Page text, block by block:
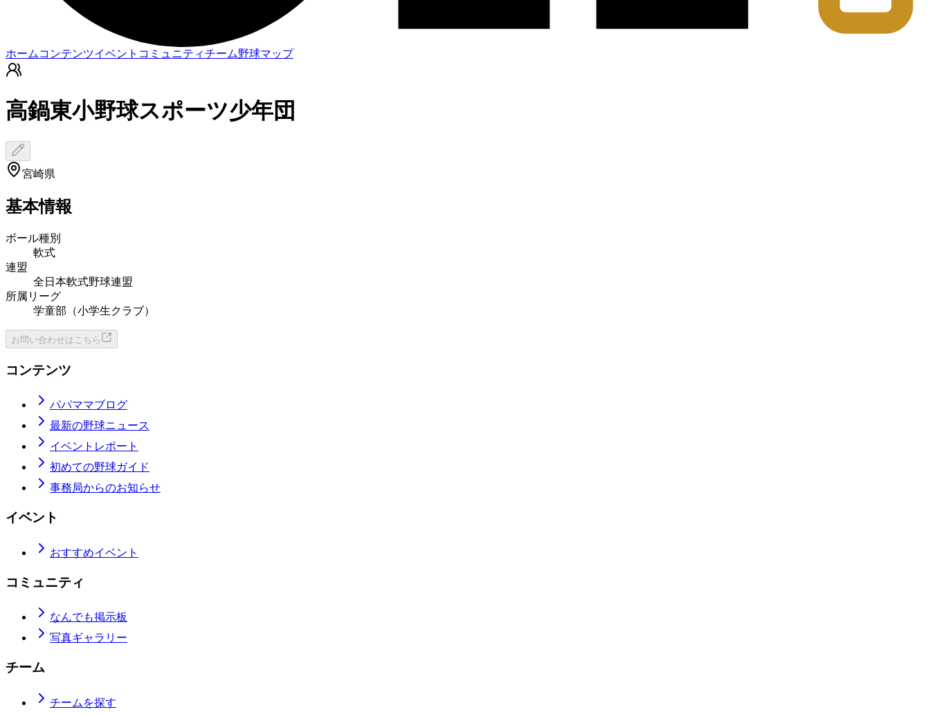
ホーム コンテンツイベント コミュニティチーム野球マップ
高鍋東小野球スポーツ少年団
宮崎県
基本情報
ボール種別
軟式
連盟
全日本軟式野球連盟
所属リーグ
学童部（小学生クラブ）
お問い合わせはこちら
コンテンツ
パパママブログ
最新の野球ニュース
イベントレポート
初めての野球ガイド
事務局からのお知らせ
イベント
おすすめイベント
コミュニティ
なんでも掲示板
写真ギャラリー
チーム
チームを探す